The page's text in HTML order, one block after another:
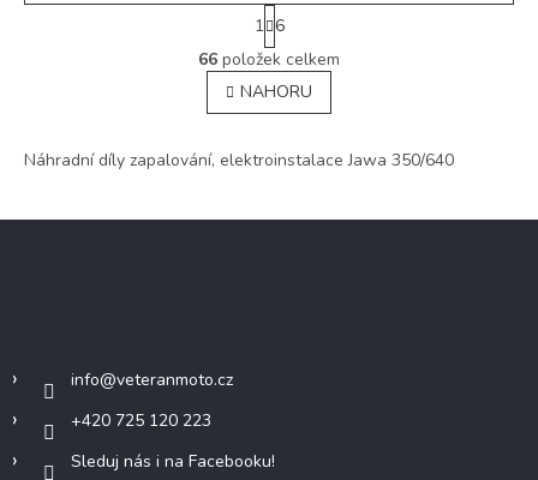
O
v
l
á
a
u
S
t
r
á
n
k
v
í
1 6
66 položek celkem
NAHORU
Náhradní díly zapalování, elektroinstalace Jawa 350/640
info@veteranmoto.cz
+420 725 120 223
Sleduj nás i na Facebooku!